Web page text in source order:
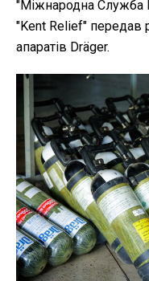
"Міжнародна Служба
"Kent Relief" передав
апаратів Dräger.